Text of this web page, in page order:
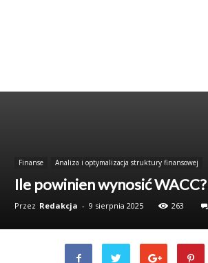
Finanse Analiza i optymalizacja struktury finansowej
Ile powinien wynosić WACC?
Przez Redakcja - 9 sierpnia 2025 263